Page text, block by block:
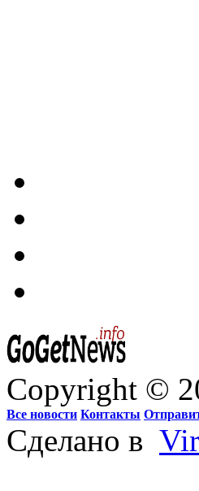
Copyright ©
Все новости Контакты
Сделано в